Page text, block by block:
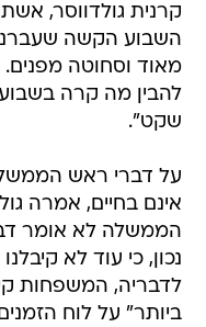
קרנית גולדווסר,
השבוע הקשה שעברנו
מאוד וסחוטה
להבין מה קרה
שקט".
על דברי ראש
אינם בחיים, אמרה
הממשלה לא אומר
נכון, כי עוד לא
לדבריה, המשפחות
ביותר" על לוח